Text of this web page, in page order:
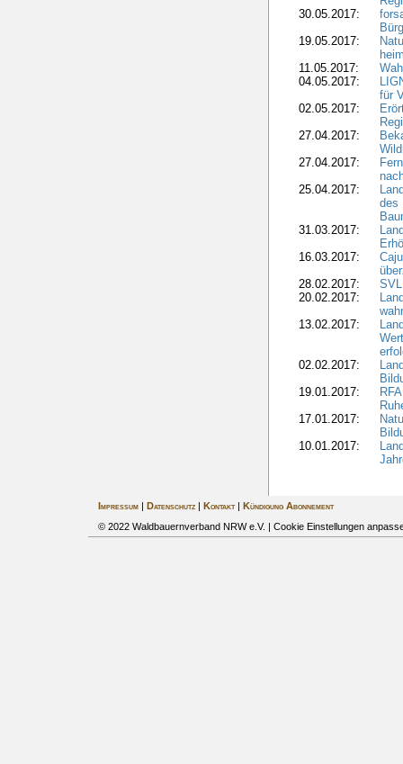
30.05.2017:
19.05.2017:
11.05.2017:
04.05.2017:
für
02.05.2017:
27.04.2017:
27.04.2017:
25.04.2017:
des
31.03.2017:
16.03.2017:
28.02.2017:
20.02.2017:
13.02.2017:
02.02.2017:
19.01.2017:
17.01.2017:
10.01.2017:
Impressum| Datenschutz| Kontakt|
Kündigung Abonnement
© 2022 Waldbauernverband NRW e.V. | Cookie Einstellungen